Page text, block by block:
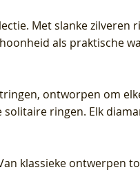
Met slanke
als praktische
ontworpen om
ringen. Elk
klassieke ontwerpen